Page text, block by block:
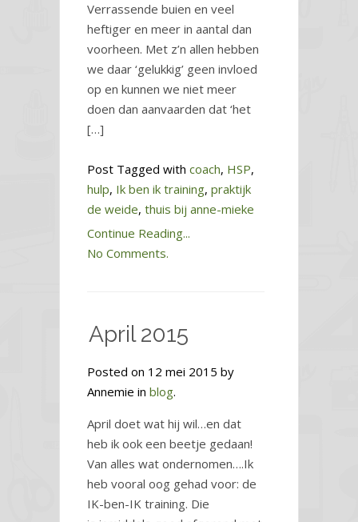
Verrassende buien en veel
heftiger en meer in aantal dan
voorheen. Met z’n allen hebben
we daar ‘gelukkig’ geen invloed
op en kunnen we niet meer
doen dan aanvaarden dat ‘het
[…]
Post Tagged with coach, HSP,
hulp, Ik ben ik training, praktijk
de weide, thuis bij anne-mieke
Continue Reading...
No Comments.
April 2015
Posted on 12 mei 2015 by
Annemie in blog.
April doet wat hij wil…en dat
heb ik ook een beetje gedaan!
Van alles wat ondernomen….Ik
heb vooral oog gehad voor: de
IK-ben-IK training. Die